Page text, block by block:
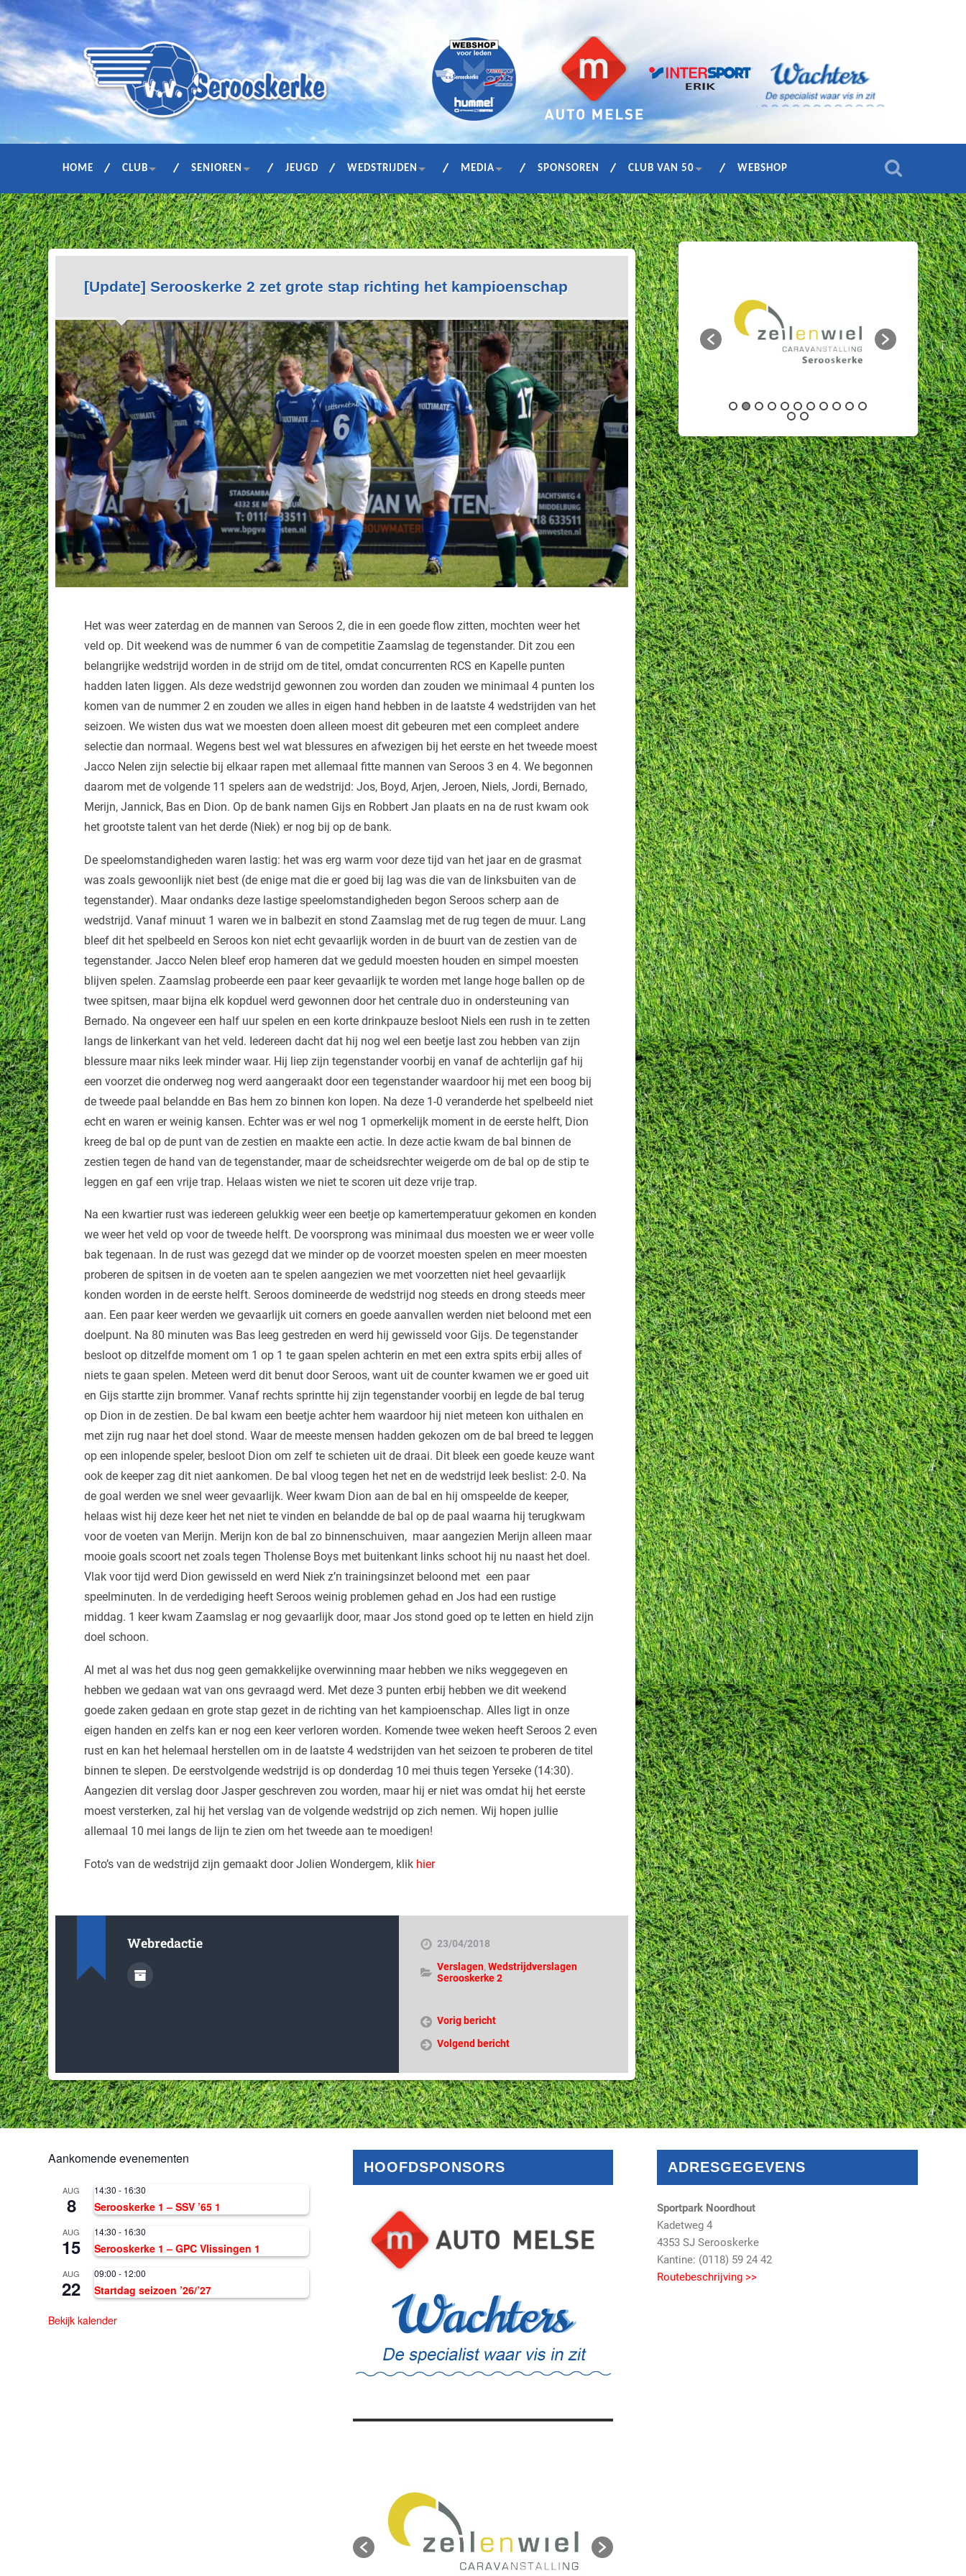
HOME CLUB SENIOREN JEUGD WEDSTRIJDEN MEDIA SPONSOREN CLUB VAN 50 WEBSHOP
[Update] Serooskerke 2 zet grote stap richting het kampioenschap
Het was weer zaterdag en de mannen van Seroos 2, die in een goede flow zitten, mochten weer het
veld op. Dit weekend was de nummer 6 van de competitie Zaamslag de tegenstander. Dit zou een
belangrijke wedstrijd worden in de strijd om de titel, omdat concurrenten RCS en Kapelle punten
hadden laten liggen. Als deze wedstrijd gewonnen zou worden dan zouden we minimaal 4 punten los
komen van de nummer 2 en zouden we alles in eigen hand hebben in de laatste 4 wedstrijden van het
seizoen. We wisten dus wat we moesten doen alleen moest dit gebeuren met een compleet andere
selectie dan normaal. Wegens best wel wat blessures en afwezigen bij het eerste en het tweede moest
Jacco Nelen zijn selectie bij elkaar rapen met allemaal fitte mannen van Seroos 3 en 4. We begonnen
daarom met de volgende 11 spelers aan de wedstrijd: Jos, Boyd, Arjen, Jeroen, Niels, Jordi, Bernado,
Merijn, Jannick, Bas en Dion. Op de bank namen Gijs en Robbert Jan plaats en na de rust kwam ook
het grootste talent van het derde (Niek) er nog bij op de bank.
De speelomstandigheden waren lastig: het was erg warm voor deze tijd van het jaar en de grasmat
was zoals gewoonlijk niet best (de enige mat die er goed bij lag was die van de linksbuiten van de
tegenstander). Maar ondanks deze lastige speelomstandigheden begon Seroos scherp aan de
wedstrijd. Vanaf minuut 1 waren we in balbezit en stond Zaamslag met de rug tegen de muur. Lang
bleef dit het spelbeeld en Seroos kon niet echt gevaarlijk worden in de buurt van de zestien van de
tegenstander. Jacco Nelen bleef erop hameren dat we geduld moesten houden en simpel moesten
blijven spelen. Zaamslag probeerde een paar keer gevaarlijk te worden met lange hoge ballen op de
twee spitsen, maar bijna elk kopduel werd gewonnen door het centrale duo in ondersteuning van
Bernado. Na ongeveer een half uur spelen en een korte drinkpauze besloot Niels een rush in te zetten
langs de linkerkant van het veld. Iedereen dacht dat hij nog wel een beetje last zou hebben van zijn
blessure maar niks leek minder waar. Hij liep zijn tegenstander voorbij en vanaf de achterlijn gaf hij
een voorzet die onderweg nog werd aangeraakt door een tegenstander waardoor hij met een boog bij
de tweede paal belandde en Bas hem zo binnen kon lopen. Na deze 1-0 veranderde het spelbeeld niet
echt en waren er weinig kansen. Echter was er wel nog 1 opmerkelijk moment in de eerste helft, Dion
kreeg de bal op de punt van de zestien en maakte een actie. In deze actie kwam de bal binnen de
zestien tegen de hand van de tegenstander, maar de scheidsrechter weigerde om de bal op de stip te
leggen en gaf een vrije trap. Helaas wisten we niet te scoren uit deze vrije trap.
Na een kwartier rust was iedereen gelukkig weer een beetje op kamertemperatuur gekomen en konden
we weer het veld op voor de tweede helft. De voorsprong was minimaal dus moesten we er weer volle
bak tegenaan. In de rust was gezegd dat we minder op de voorzet moesten spelen en meer moesten
proberen de spitsen in de voeten aan te spelen aangezien we met voorzetten niet heel gevaarlijk
konden worden in de eerste helft. Seroos domineerde de wedstrijd nog steeds en drong steeds meer
aan. Een paar keer werden we gevaarlijk uit corners en goede aanvallen werden niet beloond met een
doelpunt. Na 80 minuten was Bas leeg gestreden en werd hij gewisseld voor Gijs. De tegenstander
besloot op ditzelfde moment om 1 op 1 te gaan spelen achterin en met een extra spits erbij alles of
niets te gaan spelen. Meteen werd dit benut door Seroos, want uit de counter kwamen we er goed uit
en Gijs startte zijn brommer. Vanaf rechts sprintte hij zijn tegenstander voorbij en legde de bal terug
op Dion in de zestien. De bal kwam een beetje achter hem waardoor hij niet meteen kon uithalen en
met zijn rug naar het doel stond. Waar de meeste mensen hadden gekozen om de bal breed te leggen
op een inlopende speler, besloot Dion om zelf te schieten uit de draai. Dit bleek een goede keuze want
ook de keeper zag dit niet aankomen. De bal vloog tegen het net en de wedstrijd leek beslist: 2-0. Na
de goal werden we snel weer gevaarlijk. Weer kwam Dion aan de bal en hij omspeelde de keeper,
helaas wist hij deze keer het net niet te vinden en belandde de bal op de paal waarna hij terugkwam
voor de voeten van Merijn. Merijn kon de bal zo binnenschuiven, maar aangezien Merijn alleen maar
mooie goals scoort net zoals tegen Tholense Boys met buitenkant links schoot hij nu naast het doel.
Vlak voor tijd werd Dion gewisseld en werd Niek z’n trainingsinzet beloond met een paar
speelminuten. In de verdediging heeft Seroos weinig problemen gehad en Jos had een rustige
middag. 1 keer kwam Zaamslag er nog gevaarlijk door, maar Jos stond goed op te letten en hield zijn
doel schoon.
Al met al was het dus nog geen gemakkelijke overwinning maar hebben we niks weggegeven en
hebben we gedaan wat van ons gevraagd werd. Met deze 3 punten erbij hebben we dit weekend
goede zaken gedaan en grote stap gezet in de richting van het kampioenschap. Alles ligt in onze
eigen handen en zelfs kan er nog een keer verloren worden. Komende twee weken heeft Seroos 2 even
rust en kan het helemaal herstellen om in de laatste 4 wedstrijden van het seizoen te proberen de titel
binnen te slepen. De eerstvolgende wedstrijd is op donderdag 10 mei thuis tegen Yerseke (14:30).
Aangezien dit verslag door Jasper geschreven zou worden, maar hij er niet was omdat hij het eerste
moest versterken, zal hij het verslag van de volgende wedstrijd op zich nemen. Wij hopen jullie
allemaal 10 mei langs de lijn te zien om het tweede aan te moedigen!
Foto’s van de wedstrijd zijn gemaakt door Jolien Wondergem, klik hier
Webredactie
23/04/2018
Verslagen,Wedstrijdverslagen
Serooskerke 2
Vorig bericht
Volgend bericht
Aankomende evenementen
AUG
8
14:30 - 16:30
Serooskerke 1 – SSV ’65 1
AUG
15
14:30 - 16:30
Serooskerke 1 – GPC Vlissingen 1
AUG
22
09:00 - 12:00
Startdag seizoen ’26/’27
Bekijk kalender
HOOFDSPONSORS ADRESGEGEVENS
Sportpark Noordhout
Kadetweg 4
4353 SJ Serooskerke
Kantine: (0118) 59 24 42
Routebeschrijving >>